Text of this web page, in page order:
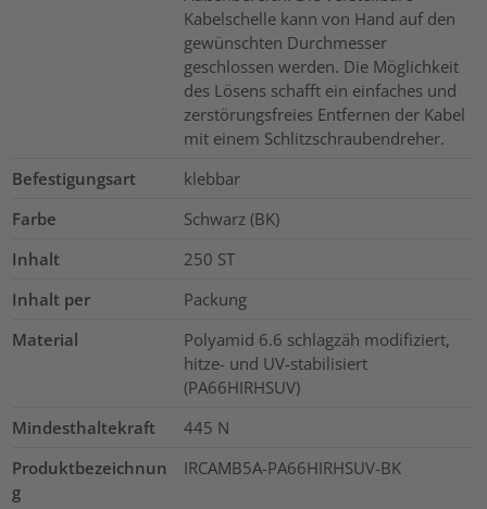
Kabelschelle kann von Hand auf den
gewünschten Durchmesser
geschlossen werden. Die Möglichkeit
des Lösens schafft ein einfaches und
zerstörungsfreies Entfernen der Kabel
mit einem Schlitzschraubendreher.
Befestigungsart
klebbar
Farbe
Schwarz (BK)
Inhalt
250 ST
Inhalt per
Packung
Material
Polyamid 6.6 schlagzäh modifiziert,
hitze- und UV-stabilisiert
(PA66HIRHSUV)
Mindesthaltekraft
445 N
Produktbezeichnun
g
IRCAMB5A-PA66HIRHSUV-BK